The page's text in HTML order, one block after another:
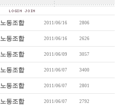
노동조합 2011/06/16 2806
노동조합 2011/06/16 2626
노동조합 2011/06/09 3057
노동조합 2011/06/07 3400
노동조합 2011/06/07 2801
노동조합 2011/06/07 2792